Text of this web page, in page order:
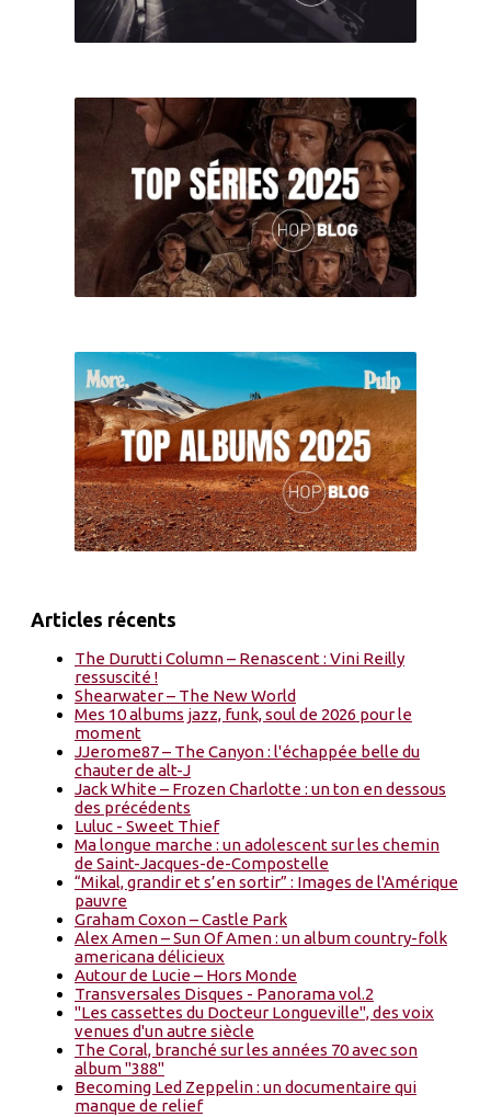
Articles récents
The Durutti Column – Renascent : Vini Reilly
ressuscité !
Shearwater – The New World
Mes 10 albums jazz, funk, soul de 2026 pour le
moment
JJerome87 – The Canyon : l'échappée belle du
chauter de alt-J
Jack White – Frozen Charlotte : un ton en dessous
des précédents
Luluc - Sweet Thief
Ma longue marche : un adolescent sur les chemin
de Saint-Jacques-de-Compostelle
“Mikal, grandir et s’en sortir” : Images de l'Amérique
pauvre
Graham Coxon – Castle Park
Alex Amen – Sun Of Amen : un album country-folk
americana délicieux
Autour de Lucie – Hors Monde
Transversales Disques - Panorama vol.2
"Les cassettes du Docteur Longueville", des voix
venues d'un autre siècle
The Coral, branché sur les années 70 avec son
album "388"
Becoming Led Zeppelin : un documentaire qui
manque de relief